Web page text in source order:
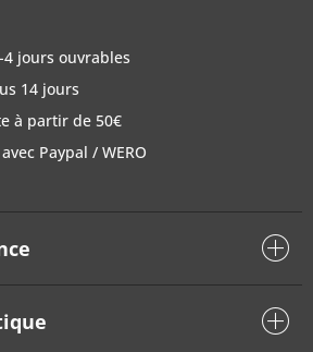
jours ouvrables
14 jours
à partir de 50€
Paypal / WERO